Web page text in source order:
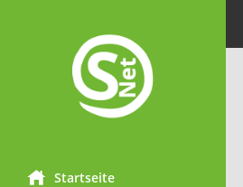
Startseite